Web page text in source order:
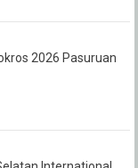
2026 Pasuruan